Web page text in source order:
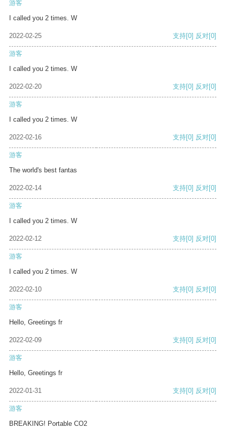
游客
I called you 2 times. W
2022-02-25 支持[0] 反对[0]
游客
I called you 2 times. W
2022-02-20 支持[0] 反对[0]
游客
I called you 2 times. W
2022-02-16 支持[0] 反对[0]
游客
The world's best fantas
2022-02-14 支持[0] 反对[0]
游客
I called you 2 times. W
2022-02-12 支持[0] 反对[0]
游客
I called you 2 times. W
2022-02-10 支持[0] 反对[0]
游客
Hello, Greetings fr
2022-02-09 支持[0] 反对[0]
游客
Hello, Greetings fr
2022-01-31 支持[0] 反对[0]
游客
BREAKING! Portable CO2